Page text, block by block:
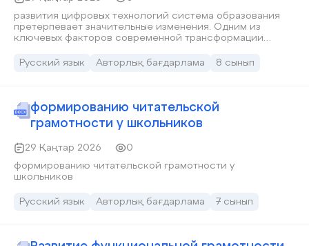
развития цифровых технологий система образования
претерпевает значительные изменения. Одним из
ключевых факторов современной трансформации
который все активнее внедряется в образовательную
процесса, повышении мотивации обучающихся и
развитии их языковой и читательской компетенции.
Современные обучающиеся 7–8 классов являются
использование интерактивных и интеллектуальных
инструментов является естественной частью
повседневной жизни. В связи с этим традиционные
методы обучения требуют обновления и адаптации к
разнообразить формы работы на уроке,
Русский язык Авторлық бағдарлама 8 сынып
формированию читательской
грамотности у школьников
29 Қаңтар 2026
0
формированию читательской грамотности у
школьников
Русский язык Авторлық бағдарлама 7 сынып